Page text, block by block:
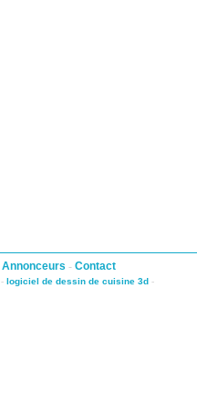
Annonceurs - Contact
- logiciel de dessin de cuisine 3d -